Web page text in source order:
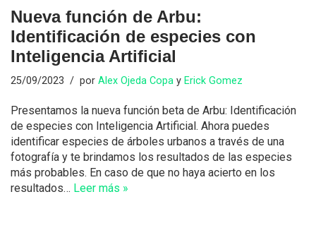
Nueva función de Arbu:
Identificación de especies con
Inteligencia Artificial
25/09/2023 por Alex Ojeda Copa y Erick Gomez
Presentamos la nueva función beta de Arbu: Identificación
de especies con Inteligencia Artificial. Ahora puedes
identificar especies de árboles urbanos a través de una
fotografía y te brindamos los resultados de las especies
más probables. En caso de que no haya acierto en los
resultados… Leer más »